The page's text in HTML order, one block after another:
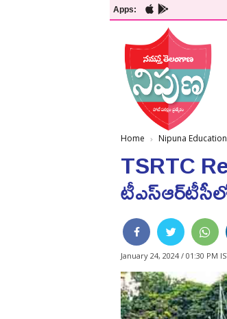
Apps:
Home Nipuna Education
TSRTC
January 24, 2024 / 01:30 PM